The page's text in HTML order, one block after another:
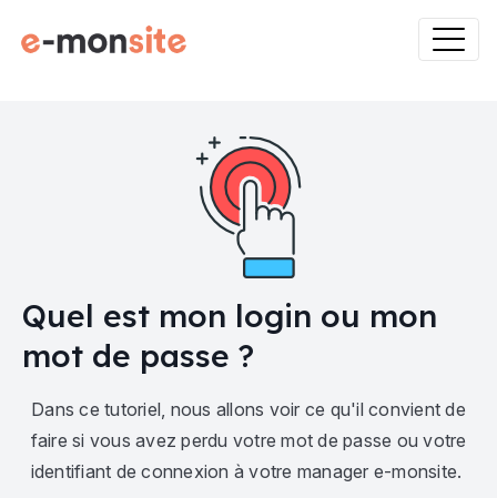
Quel est mon login ou mon
mot de passe ?
Dans ce tutoriel, nous allons voir ce qu'il convient de
faire si vous avez perdu votre mot de passe ou votre
identifiant de connexion à votre manager e-monsite.